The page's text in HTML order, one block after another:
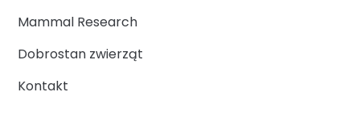
Mammal Research
Dobrostan zwierząt
Kontakt